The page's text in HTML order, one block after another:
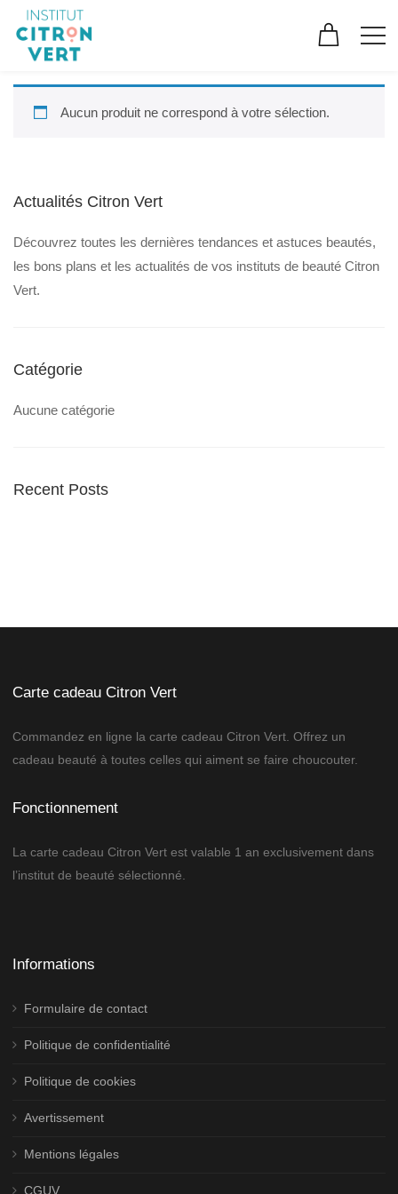
Aucun produit ne correspond à votre sélection.
Actualités Citron Vert
Découvrez toutes les dernières tendances et astuces beautés,
les bons plans et les actualités de vos instituts de beauté Citron
Vert.
Catégorie
Aucune catégorie
Recent Posts
Carte cadeau Citron Vert
Commandez en ligne la carte cadeau Citron Vert. Offrez un
cadeau beauté à toutes celles qui aiment se faire choucouter.
Fonctionnement
La carte cadeau Citron Vert est valable 1 an exclusivement dans
l’institut de beauté sélectionné.
Informations
Formulaire de contact
Politique de confidentialité
Politique de cookies
Avertissement
Mentions légales
CGUV